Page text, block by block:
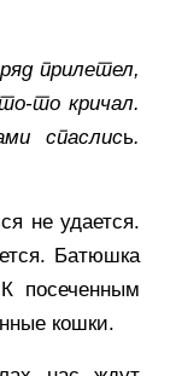
прилетел,
то кричал.
спаслись.
не удается.
Батюшка
посеченным
кошки.